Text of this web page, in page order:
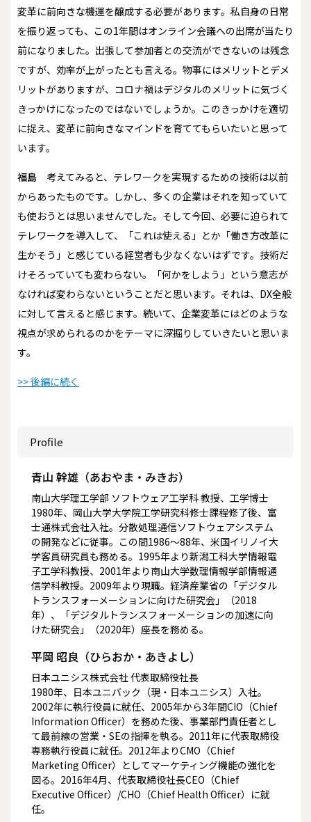
変革に前向きな機運を醸成する必要があります。私自身の日常
を振り返っても、この1年間はオンライン会議への出席が当たり
前になりました。出張して参加者との交流ができないのは残念
ですが、効率が上がったとも言える。物事にはメリットとデメ
リットがありますが、コロナ禍はデジタルのメリットに気づく
きっかけになったのではないでしょうか。このきっかけを適切
に捉え、変革に前向きなマインドを育ててもらいたいと思って
います。
福島 考えてみると、テレワークを実現するための技術は以前
からあったものです。しかし、多くの企業はそれを知っていて
も使おうとは思いませんでした。そして今回、必要に迫られて
テレワークを導入して、「これは使える」とか「働き方改革に
生かそう」と感じている経営者も少なくないはずです。技術だ
けそろっていても変わらない。「何かをしよう」という意志が
なければ変わらないということだと思います。それは、DX全般
に対して言えると感じます。続いて、企業変革にはどのような
視点が求められるのかをテーマに深掘りしていきたいと思いま
す。
>> 後編に続く
Profile
青山 幹雄（あおやま・みきお）
南山大学理工学部 ソフトウェア工学科 教授、工学博士
1980年、岡山大学大学院工学研究科修士課程修了後、富
士通株式会社入社。分散処理通信ソフトウェアシステム
の開発などに従事。この間1986～88年、米国イリノイ大
学客員研究員も務める。1995年より新潟工科大学情報電
子工学科教授、2001年より南山大学数理情報学部情報通
信学科教授。2009年より現職。経済産業省の「デジタル
トランスフォーメーションに向けた研究会」（2018
年）、「デジタルトランスフォーメーションの加速に向
けた研究会」（2020年）座長を務める。
平岡 昭良（ひらおか・あきよし）
日本ユニシス株式会社 代表取締役社長
1980年、日本ユニバック（現・日本ユニシス）入社。
2002年に執行役員に就任、2005年から3年間CIO（Chief
Information Officer）を務めた後、事業部門責任者とし
て最前線の営業・SEの指揮を執る。2011年に代表取締役
専務執行役員に就任。2012年よりCMO（Chief
Marketing Officer）としてマーケティング機能の強化を
図る。2016年4月、代表取締役社長CEO（Chief
Executive Officer）/CHO（Chief Health Officer）に就
任。